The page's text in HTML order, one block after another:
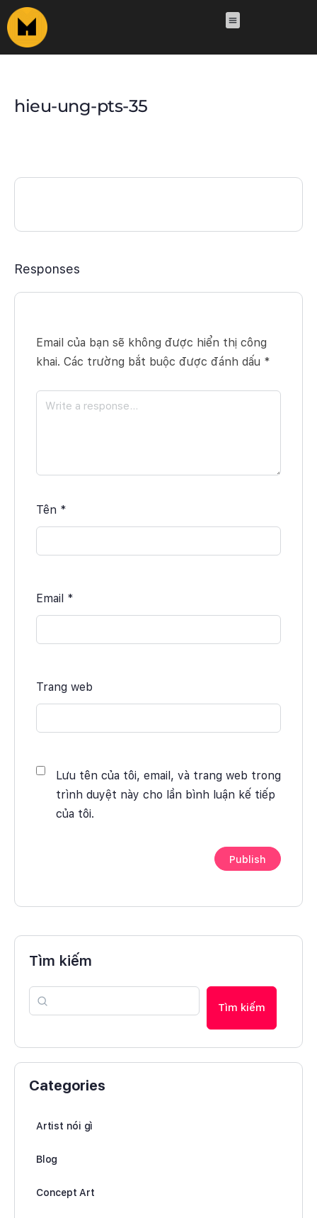
hieu-ung-pts-35
Responses
Email của bạn sẽ không được hiển thị công
khai. Các trường bắt buộc được đánh dấu *
Tên *
Email *
Trang web
Lưu tên của tôi, email, và trang web trong
trình duyệt này cho lần bình luận kế tiếp
của tôi.
Tìm kiếm
Tìm kiếm
Categories
Artist nói gì
Blog
Concept Art